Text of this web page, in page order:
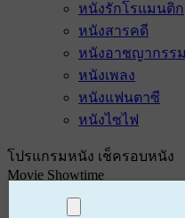
หนังรักโรแมนติก
หนังสารคดี
หนังอาชญากรรม
หนังเพลง
หนังแฟนตาซี
หนังไซไฟ
โปรแกรมหนัง เช็ครอบหนัง
Movie Showtime